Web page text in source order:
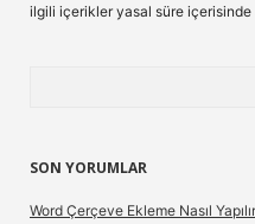
ilgili içerikler yasal süre içerisinde
SON YORUMLAR
Word Çerçeve Ekleme Nasıl Yapılır